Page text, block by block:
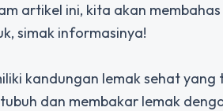
artikel ini, kita akan
simak informasinya!
kandungan lemak sehat
dan membakar lemak